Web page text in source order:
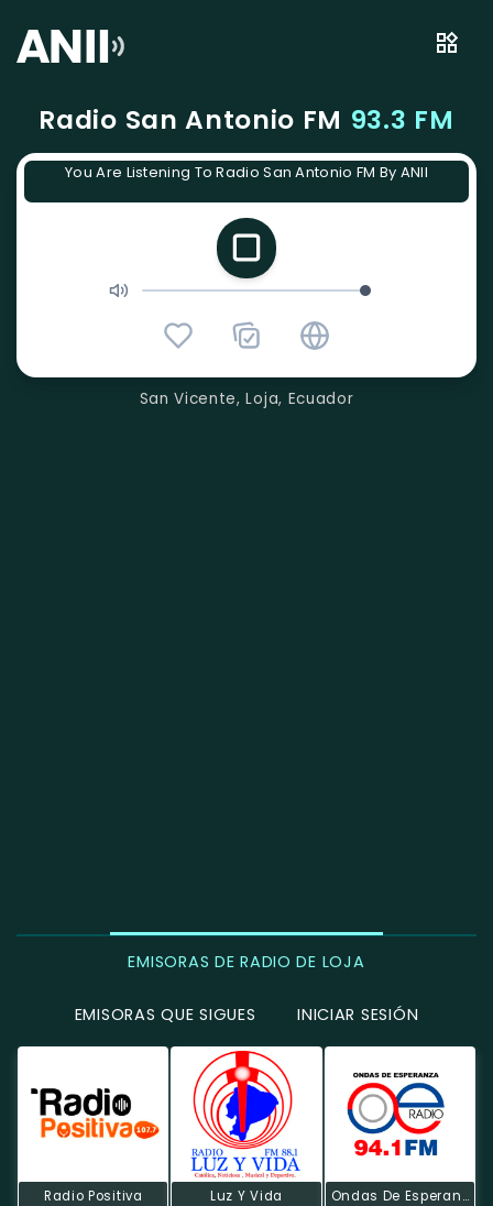
Radio San Antonio FM 93.3 FM
You Are Listening To Radio San Antonio FM By ANII
San Vicente, Loja, Ecuador
EMISORAS DE RADIO DE LOJA
EMISORAS QUE SIGUES INICIAR SESIÓN
Radio Positiva Luz Y Vida Ondas De Esperanza